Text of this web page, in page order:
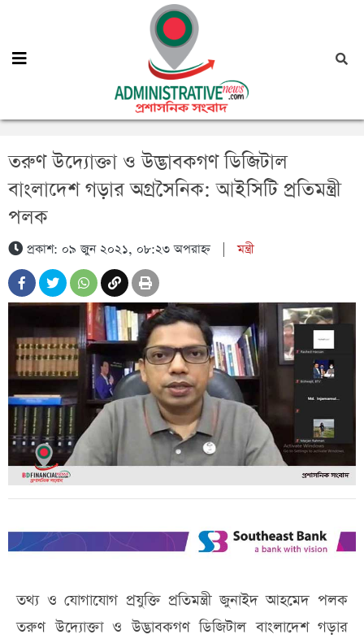
তরুণ উদ্যোক্তা ও উদ্ভাবকগণ ডিজিটাল
বাংলাদেশ গড়ার অগ্রসৈনিক: আইসিটি প্রতিমন্ত্রী
পলক
প্রকাশ: ০৯ জুন ২০২১, ০৮:২৩ অপরাহ্ন|মন্ত্রী
তথ্য ও যোগাযোগ প্রযুক্তি প্রতিমন্ত্রী জুনাইদ আহমেদ পলক
তরুণ উদ্যোক্তা ও উদ্ভাবকগণ ডিজিটাল বাংলাদেশ গড়ার